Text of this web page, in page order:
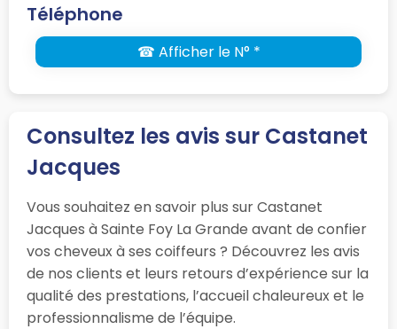
Téléphone
☎ Afficher le N° *
Consultez les avis sur Castanet
Jacques
Vous souhaitez en savoir plus sur Castanet
Jacques à Sainte Foy La Grande avant de confier
vos cheveux à ses coiffeurs ? Découvrez les avis
de nos clients et leurs retours d’expérience sur la
qualité des prestations, l’accueil chaleureux et le
professionnalisme de l’équipe.